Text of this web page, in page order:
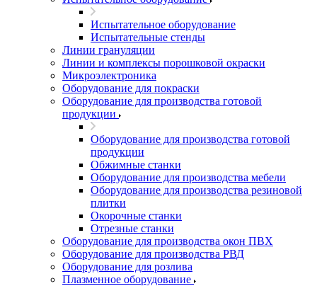
Испытательное оборудование
Испытательные стенды
Линии грануляции
Линии и комплексы порошковой окраски
Микроэлектроника
Оборудование для покраски
Оборудование для производства готовой
продукции
Оборудование для производства готовой
продукции
Обжимные станки
Оборудование для производства мебели
Оборудование для производства резиновой
плитки
Окорочные станки
Отрезные станки
Оборудование для производства окон ПВХ
Оборудование для производства РВД
Оборудование для розлива
Плазменное оборудование